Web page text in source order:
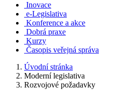
Inovace
e-Legislativa
Konference a akce
Dobrá praxe
Kurzy
Časopis veřejná správa
Úvodní stránka
Moderní legislativa
Rozvojové požadavky